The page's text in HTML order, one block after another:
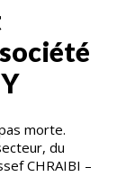
morte.
du
CHRAIBI –